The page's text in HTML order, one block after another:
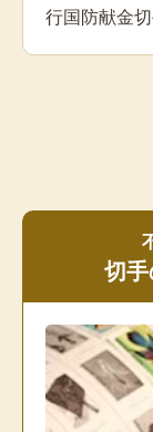
行国防献金
切